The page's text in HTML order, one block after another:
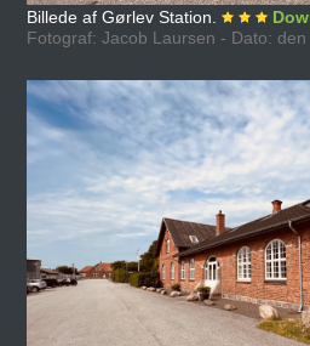
Billede af Gørlev Station.
Fotograf: Jacob Laursen - Dato: den